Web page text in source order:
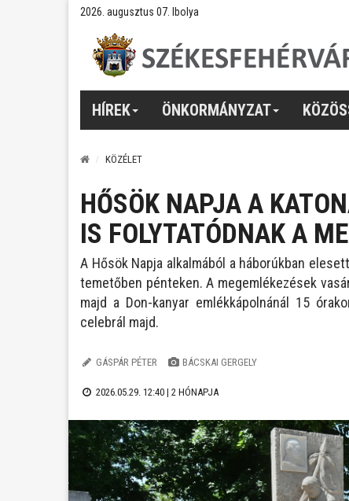
2026. augusztus 07. Ibolya
HÍREK ÖNKORMÁNYZAT
KÖZÉLET
HŐSÖK NAPJA A
IS FOLYTATÓDNAK A
A Hősök Napja alkalmából a háborúkban
temetőben pénteken. A megemlékezések
majd a Don-kanyar emlékkápolnánál 15
celebrál majd.
GÁSPÁR PÉTER BÁCSKAI GERGELY
2026.05.29. 12:40 | 2 HÓNAPJA